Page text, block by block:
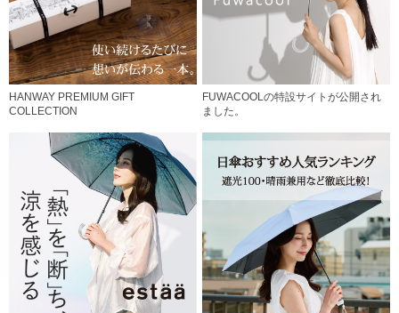
HANWAY PREMIUM GIFT
COLLECTION
FUWACOOLの特設サイトが公開され
ました。